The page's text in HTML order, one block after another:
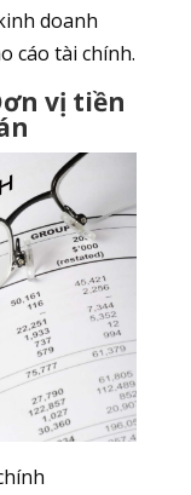
doanh
cáo tài chính.
vị tiền